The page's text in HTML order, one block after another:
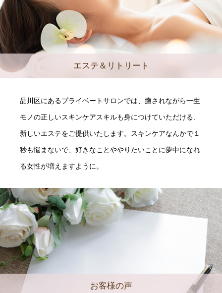
エステ＆リトリート
品川区にあるプライベートサロンでは、癒されながら一生
モノの正しいスキンケアスキルも身につけていただける、
新しいエステをご提供いたします。スキンケアなんかで１
秒も悩まないで、好きなことややりたいことに夢中になれ
る女性が増えますように。
お客様の声